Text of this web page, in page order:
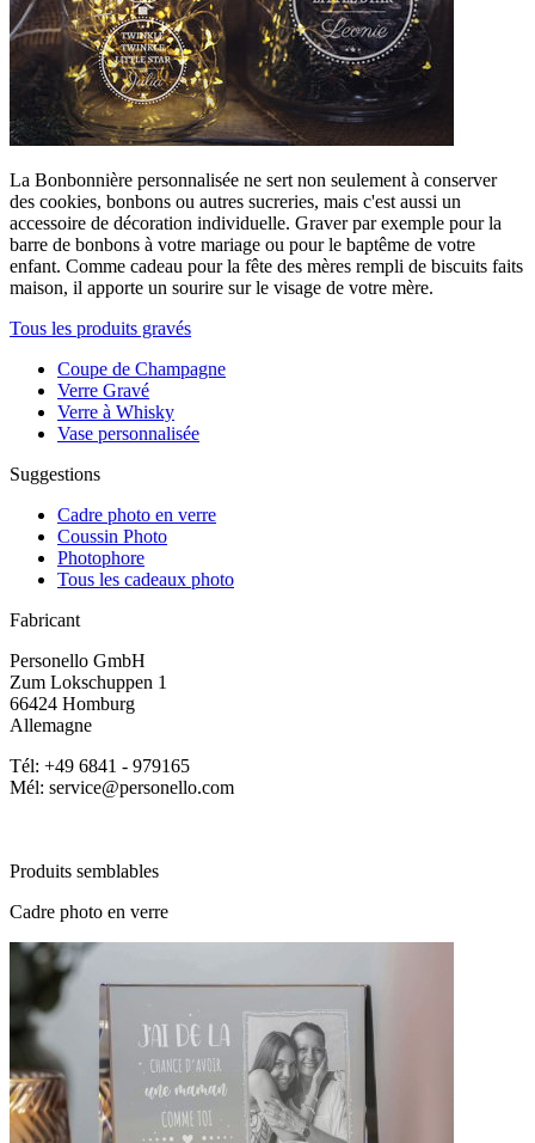
La Bonbonnière personnalisée ne sert non seulement à conserver
des cookies, bonbons ou autres sucreries, mais c'est aussi un
accessoire de décoration individuelle. Graver par exemple pour la
barre de bonbons à votre mariage ou pour le baptême de votre
enfant. Comme cadeau pour la fête des mères rempli de biscuits faits
maison, il apporte un sourire sur le visage de votre mère.
Tous les produits gravés
Coupe de Champagne
Verre Gravé
Verre à Whisky
Vase personnalisée
Suggestions
Cadre photo en verre
Coussin Photo
Photophore
Tous les cadeaux photo
Fabricant
Personello GmbH
Zum Lokschuppen 1
66424 Homburg
Allemagne
Tél: +49 6841 - 979165
Mél: service@personello.com
Produits semblables
Cadre photo en verre